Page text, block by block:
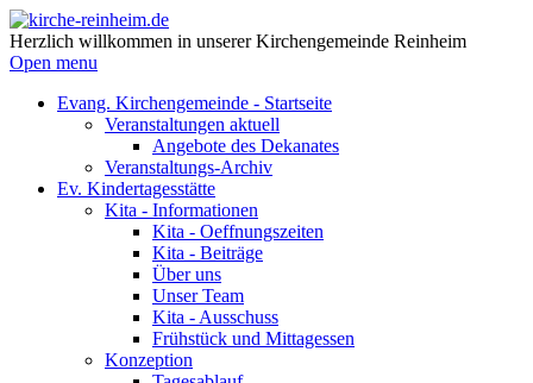
Herzlich willkommen in unserer Kirchengemeinde Reinheim
Open menu
Evang. Kirchengemeinde - Startseite
Veranstaltungen aktuell
Angebote des Dekanates
Veranstaltungs-Archiv
Ev. Kindertagesstätte
Kita - Informationen
Kita - Oeffnungszeiten
Kita - Beiträge
Über uns
Unser Team
Kita - Ausschuss
Frühstück und Mittagessen
Konzeption